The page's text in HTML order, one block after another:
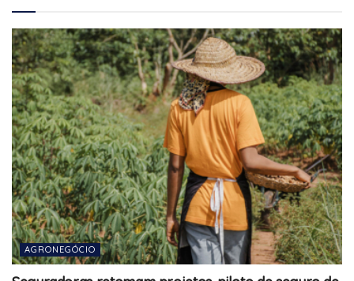
AGRONEGÓCIO